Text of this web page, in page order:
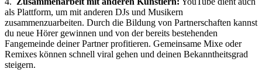
als Plattform, ‌um mit anderen DJs und Musikern
zusammenzuarbeiten. Durch die Bildung von Partnerschaften kannst
du neue Hörer gewinnen und von der bereits bestehenden
Fangemeinde deiner Partner profitieren. Gemeinsame ‍Mixe oder
Remixes können schnell viral gehen und deinen Bekanntheitsgrad
steigern.